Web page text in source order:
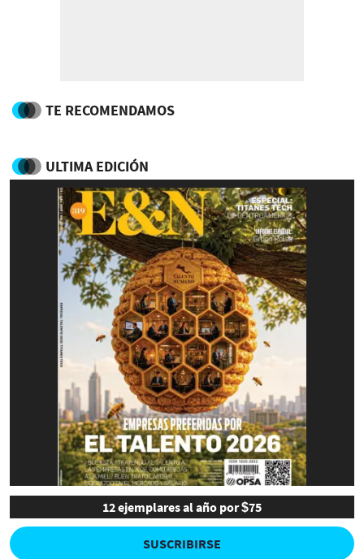
TE RECOMENDAMOS
ULTIMA EDICIÓN
12 ejemplares al año por $75
SUSCRIBIRSE